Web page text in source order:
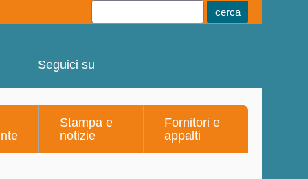
Seguici su
Stampa e
notizie
Fornitori e
appalti